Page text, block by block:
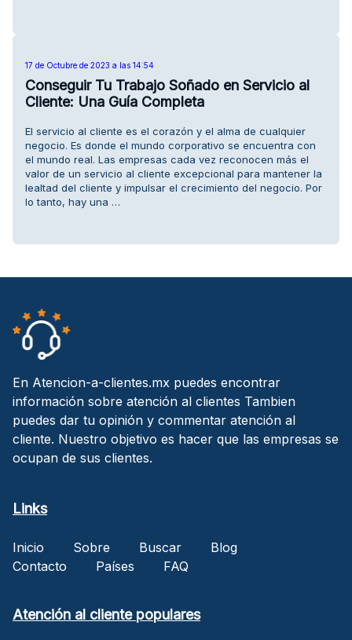
17 de Octubre de 2023 a las 14:54
Conseguir Tu Trabajo Soñado en Servicio al
Cliente: Una Guía Completa
El servicio al cliente es el corazón y el alma de cualquier
negocio. Es donde el mundo corporativo se encuentra con
el mundo real. Las empresas cada vez reconocen más el
valor de un servicio al cliente excepcional para mantener la
lealtad del cliente y impulsar el crecimiento del negocio. Por
lo tanto, hay una …
En Atencion-a-clientes.mx puedes encontrar
información sobre atención al clientes Tambien
puedes dar tu opinión y commentar atención al
cliente. Nuestro objetivo es hacer que las empresas se
ocupan de sus clientes.
Links
Inicio Sobre Buscar
Blog
Contacto
Países FAQ
Atención al cliente populares